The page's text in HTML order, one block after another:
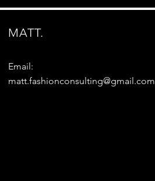
MATT.
Email:
matt.fashionconsulting@gmail.com